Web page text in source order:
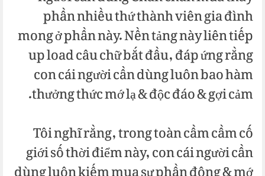
phần nhiều thứ thành viên gia đình
mong ở phần này. Nền tảng này liên tiếp
up load câu chữ bắt đầu, đáp ứng rằng
con cái người cần dùng luôn bao hàm
thưởng thức mớ lạ & độc đáo & gợi cảm.
Tôi nghĩ rằng, trong toàn cầm cầm cố
giới số thời điểm này, con cái người cần